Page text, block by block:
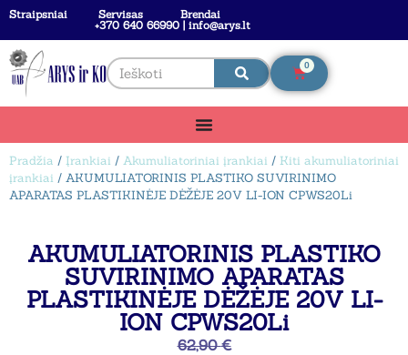
Straipsniai Servisas
Brendai
+370 640 66990 | info@arys.lt
0
Pradžia / Įrankiai / Akumuliatoriniai įrankiai / Kiti akumuliatoriniai
įrankiai / AKUMULIATORINIS PLASTIKO SUVIRINIMO
APARATAS PLASTIKINĖJE DĖŽĖJE 20V LI-ION CPWS20Li
AKUMULIATORINIS PLASTIKO
SUVIRINIMO APARATAS
PLASTIKINĖJE DĖŽĖJE 20V LI-
ION CPWS20Li
62,90€